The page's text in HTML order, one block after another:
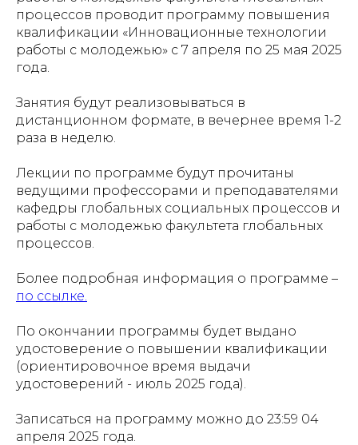
процессов проводит программу повышения
квалификации «Инновационные технологии
работы с молодежью» с 7 апреля по 25 мая 2025
года.
Занятия будут реализовываться в
дистанционном формате, в вечернее время 1-2
раза в неделю.
Лекции по программе будут прочитаны
ведущими профессорами и преподавателями
кафедры глобальных социальных процессов и
работы с молодежью факультета глобальных
процессов.
Более подробная информация о программе –
по ссылке.
По окончании программы будет выдано
удостоверение о повышении квалификации
(ориентировочное время выдачи
удостоверений - июль 2025 года).
Записаться на программу можно до 23:59 04
апреля 2025 года.